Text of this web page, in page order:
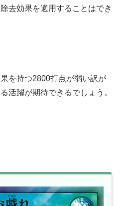
去効果を適用することはでき
を持つ2800打点が弱い訳が
活躍が期待できるでしょう。